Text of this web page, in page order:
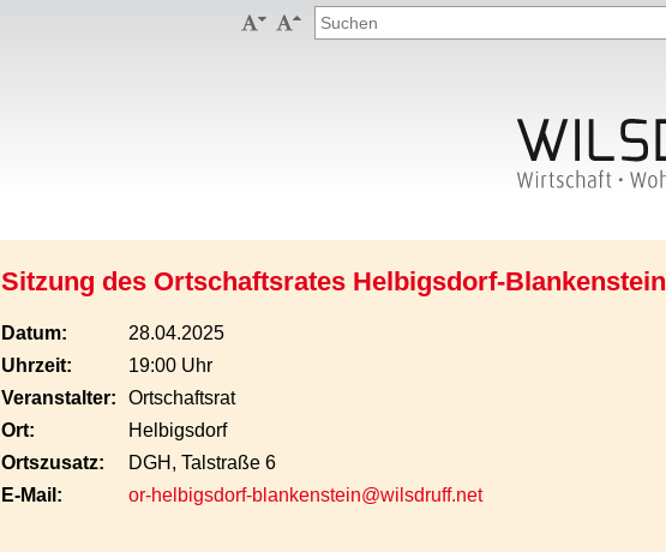
 
Sitzung des Ortschaftsrates Helbigsdorf-Blankenstein
Datum:
28.04.2025
Uhrzeit:
19:00 Uhr
Veranstalter:
Ortschaftsrat
Ort:
Helbigsdorf
Ortszusatz:
DGH, Talstraße 6
E-Mail:
or-helbigsdorf-blankenstein@wilsdruff.net